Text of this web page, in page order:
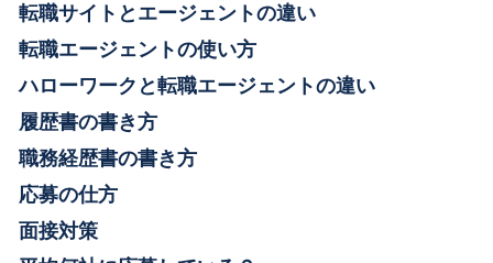
転職サイトとエージェントの違い
転職エージェントの使い方
ハローワークと転職エージェントの違い
履歴書の書き方
職務経歴書の書き方
応募の仕方
面接対策